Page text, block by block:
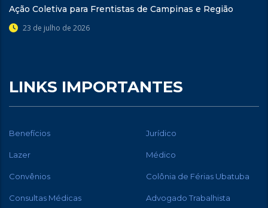
Ação Coletiva para Frentistas de Campinas e Região
23 de julho de 2026
LINKS IMPORTANTES
Benefícios Jurídico
Lazer Médico
Convênios Colônia de Férias Ubatuba
Consultas Médicas Advogado Trabalhista